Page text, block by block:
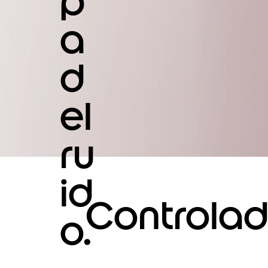
a
d
el
ru
id
o.